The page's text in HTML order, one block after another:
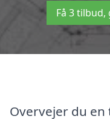
Få 3
Overvejer du